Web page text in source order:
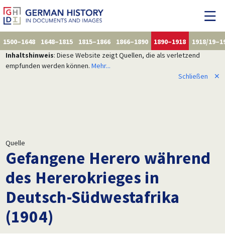
1500–1648 1648–1815 1815–1866 1866–1890 1890–1918
1918/
Inhaltshinweis: Diese Website zeigt Quellen, die als verletzend
empfunden werden können. Mehr...
Schließen
✕
Quelle
Gefangene Herero während
des Hererokrieges in
Deutsch-Südwestafrika
(1904)